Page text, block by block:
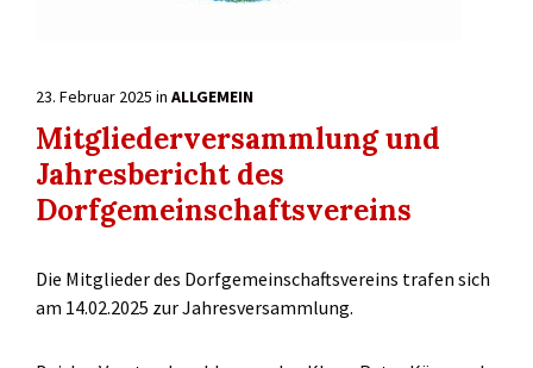
23. Februar 2025 in ALLGEMEIN
Mitgliederversammlung und
Jahresbericht des
Dorfgemeinschaftsvereins
Die Mitglieder des Dorfgemeinschaftsvereins trafen sich
am 14.02.2025 zur Jahresversammlung.